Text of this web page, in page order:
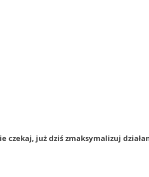
czekaj, już dziś zmaksymalizuj